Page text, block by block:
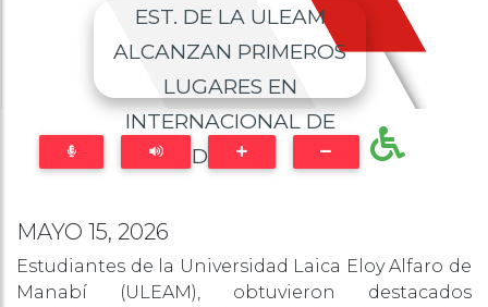
EST. DE LA ULEAM
ALCANZAN PRIMEROS
LUGARES EN
INTERNACIONAL DE
DANZA
MAYO 15, 2026
Estudiantes de la Universidad Laica Eloy Alfaro de
Manabí (ULEAM), obtuvieron destacados